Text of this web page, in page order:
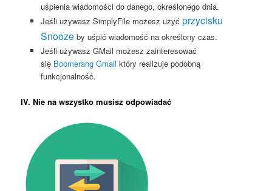
uśpienia wiadomości do danego, określonego dnia.
Jeśli używasz SimplyFile możesz użyć przycisku
Snoozeby uśpić wiadomość na określony czas.
Jeśli używasz GMail możesz zainteresować
się Boomerang Gmail który realizuje podobną
funkcjonalność.
IV. Nie na wszystko musisz odpowiadać